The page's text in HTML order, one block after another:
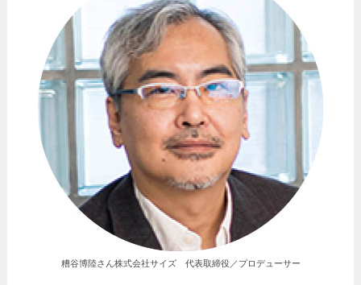
糟谷博陸さん株式会社サイズ 代表取締役／プロデューサー